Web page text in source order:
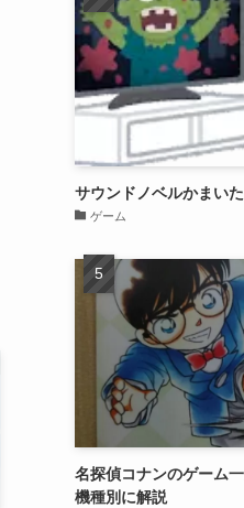
サウンドノベルかまい
ゲーム
名探偵コナンのゲーム
機種別に解説